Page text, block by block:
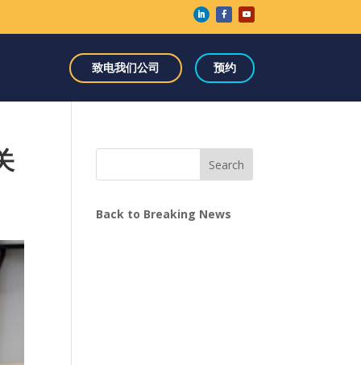
致电我们公司 预约
Search
Back to Breaking News